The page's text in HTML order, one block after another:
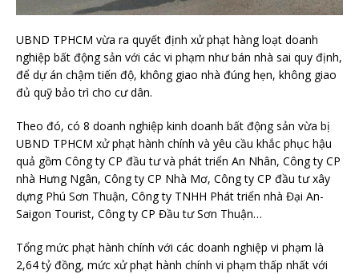
UBND TPHCM vừa ra quyết định xử phạt hàng loạt doanh
nghiệp bất động sản với các vi phạm như bán nhà sai quy định,
để dự án chậm tiến độ, không giao nhà đúng hẹn, không giao
đủ quỹ bảo trì cho cư dân.
Theo đó, có 8 doanh nghiệp kinh doanh bất động sản vừa bị
UBND TPHCM xử phạt hành chính và yêu cầu khắc phục hậu
quả gồm Công ty CP đầu tư và phát triển An Nhân, Công ty CP
nhà Hưng Ngân, Công ty CP Nhà Mơ, Công ty CP đầu tư xây
dựng Phú Sơn Thuận, Công ty TNHH Phát triển nhà Đại An-
Saigon Tourist, Công ty CP Đầu tư Sơn Thuận…
Tổng mức phạt hành chính với các doanh nghiệp vi phạm là
2,64 tỷ đồng, mức xử phạt hành chính vi phạm thấp nhất với